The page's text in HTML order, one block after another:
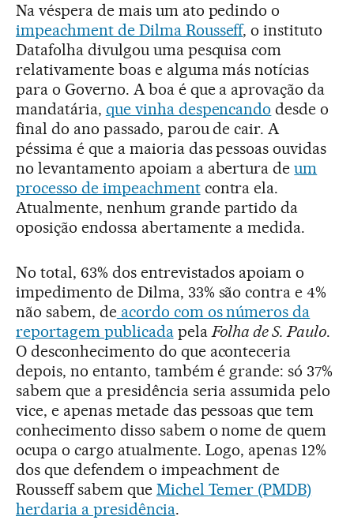
Na véspera de mais um ato pedindo o
impeachment de Dilma Rousseff, o instituto
Datafolha divulgou uma pesquisa com
relativamente boas e alguma más notícias
para o Governo. A boa é que a aprovação da
mandatária, que vinha despencando desde o
final do ano passado, parou de cair. A
péssima é que a maioria das pessoas ouvidas
no levantamento apoiam a abertura deum
processo de impeachmentcontra ela.
Atualmente, nenhum grande partido da
oposição endossa abertamente a medida.
No total, 63% dos entrevistados apoiam o
impedimento de Dilma, 33% são contra e 4%
não sabem, deacordo com os números da
reportagem publicadapelaFolha de S. Paulo.
O desconhecimento do que aconteceria
depois, no entanto, também é grande: só 37%
sabem que a presidência seria assumida pelo
vice, e apenas metade das pessoas que tem
conhecimento disso sabem o nome de quem
ocupa o cargo atualmente. Logo, apenas 12%
dos que defendem o impeachment de
Rousseff sabem que Michel Temer (PMDB)
herdaria a presidência.